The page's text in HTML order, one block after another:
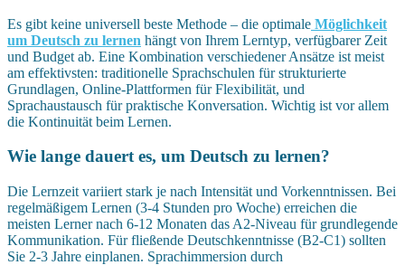
Es gibt keine universell beste Methode – die optimale Möglichkeit
um Deutsch zu lernen hängt von Ihrem Lerntyp, verfügbarer Zeit
und Budget ab. Eine Kombination verschiedener Ansätze ist meist
am effektivsten: traditionelle Sprachschulen für strukturierte
Grundlagen, Online-Plattformen für Flexibilität, und
Sprachaustausch für praktische Konversation. Wichtig ist vor allem
die Kontinuität beim Lernen.
Wie lange dauert es, um Deutsch zu lernen?
Die Lernzeit variiert stark je nach Intensität und Vorkenntnissen. Bei
regelmäßigem Lernen (3-4 Stunden pro Woche) erreichen die
meisten Lerner nach 6-12 Monaten das A2-Niveau für grundlegende
Kommunikation. Für fließende Deutschkenntnisse (B2-C1) sollten
Sie 2-3 Jahre einplanen. Sprachimmersion durch